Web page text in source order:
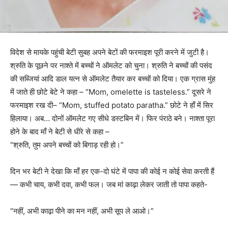
विदेश से मायके पहुंची बेटी सुबह अपने बेटों की फरमाइश पूरी करने में जुटी है।
श्रुति के पूछने पर नाश्ते में बच्चों ने ऑमलेट को चुना। श्रुति ने बच्चों की पसंद
की सब्जियां आदि डाल यत्न से ऑमलेट तैयार कर बच्चों को दिया। एक ग्रास मुंह
में जाते ही छोटे बेटे ने कहा – “Mom, omelette is tasteless.” दूसरे ने
फरमाइश रख दी– “Mom, stuffed potato paratha.” छोटे ने हाँ में सिर
हिलाया। अब… दोनों ऑमलेट गए सीधे डस्टबिन में। फिर पंराठे बने। नाश्ता पूरा
होने के बाद माँ ने बेटी से धीरे से कहा –
“श्रुति, तुम अपने बच्चों को बिगाड़ रही हो।”
दिन भर बेटी ने देखा कि माँ हर एक-दो घंटे में पापा की कोई न कोई सेवा करती हैं
— कभी चाय, कभी दवा, कभी फल। जब मां काढ़ा लेकर जाती तो पापा कहते-
“नहीं, अभी काढ़ा पीने का मन नहीं, अभी सूप ले आओ।”